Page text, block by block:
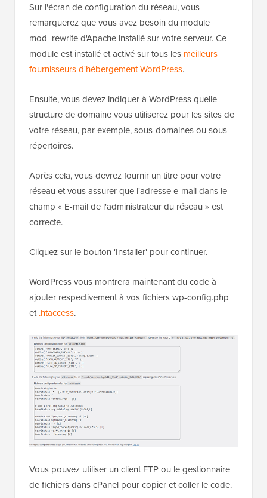
Sur l'écran de configuration du réseau, vous
remarquerez que vous avez besoin du module
mod_rewrite d'Apache installé sur votre serveur. Ce
module est installé et activé sur tous les meilleurs
fournisseurs d'hébergement WordPress.
Ensuite, vous devez indiquer à WordPress quelle
structure de domaine vous utiliserez pour les sites de
votre réseau, par exemple, sous-domaines ou sous-
répertoires.
Après cela, vous devrez fournir un titre pour votre
réseau et vous assurer que l'adresse e-mail dans le
champ « E-mail de l'administrateur du réseau » est
correcte.
Cliquez sur le bouton 'Installer' pour continuer.
WordPress vous montrera maintenant du code à
ajouter respectivement à vos fichiers wp-config.php
et.htaccess.
Vous pouvez utiliser un client FTP ou le gestionnaire
de fichiers dans cPanel pour copier et coller le code.